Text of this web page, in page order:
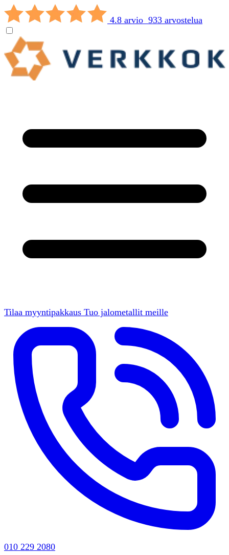
4.8 arvio 933 arvostelua
Tilaa myyntipakkaus Tuo jalometallit meille
010 229 2080